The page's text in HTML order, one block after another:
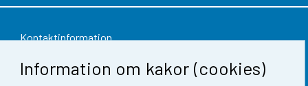
Information om kakor (cookies)
Kontaktinformation
Respons